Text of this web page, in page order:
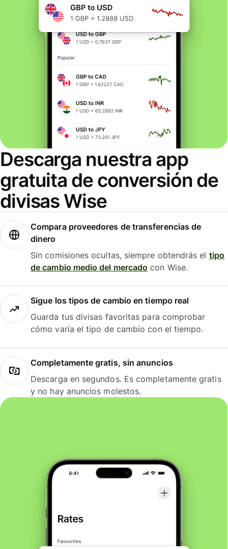
Descarga nuestra app
gratuita de conversión de
divisas Wise
Compara proveedores de transferencias de
dinero
Sin comisiones ocultas, siempre obtendrás el tipo
de cambio medio del mercado con Wise.
Sigue los tipos de cambio en tiempo real
Guarda tus divisas favoritas para comprobar
cómo varía el tipo de cambio con el tiempo.
Completamente gratis, sin anuncios
Descarga en segundos. Es completamente gratis
y no hay anuncios molestos.